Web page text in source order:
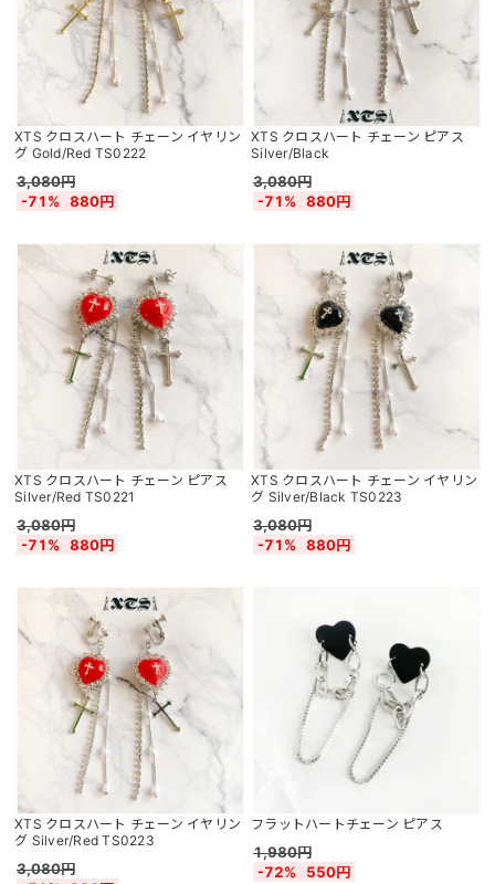
XTS クロスハート チェーン イヤリン
グ Gold/Red TS0222
3,080円
-71%
880円
XTS クロスハート チェーン ピアス
Silver/Black
3,080円
-71%
880円
XTS クロスハート チェーン ピアス
Silver/Red TS0221
3,080円
-71%
880円
XTS クロスハート チェーン イヤリン
グ Silver/Black TS0223
3,080円
-71%
880円
XTS クロスハート チェーン イヤリン
グ Silver/Red TS0223
3,080円
フラットハートチェーン ピアス
1,980円
-72%
550円